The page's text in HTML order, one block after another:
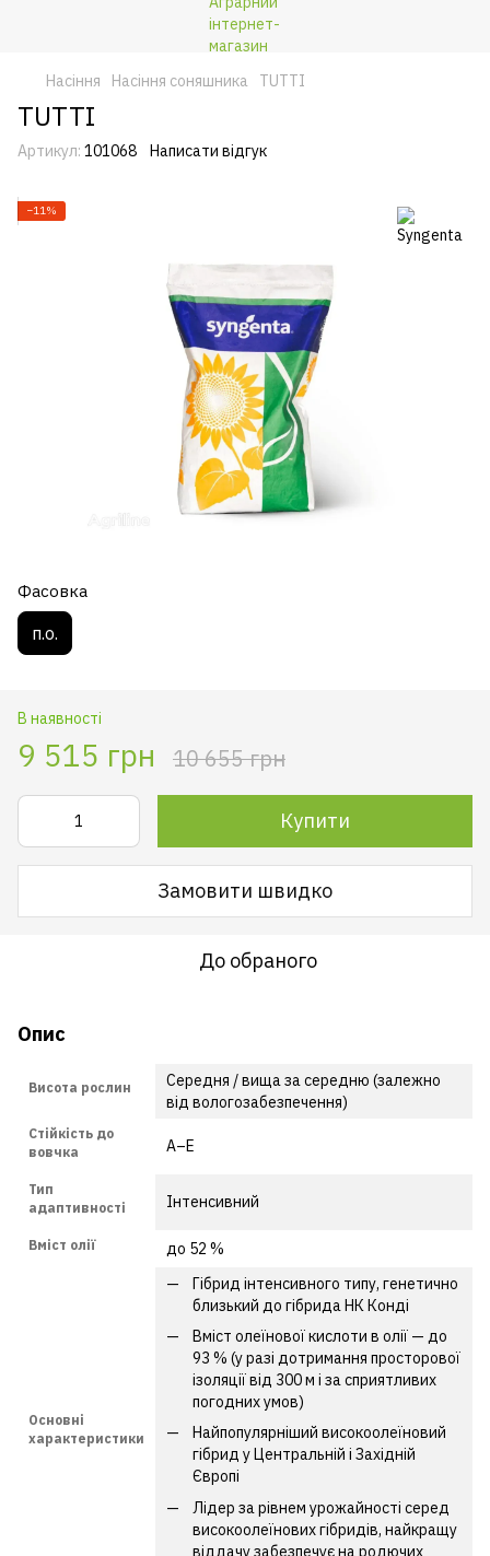
Насіння Насіння соняшника TUTTI
TUTTI
Артикул: 101068 Написати відгук
−11%
Фасовка
п.о.
В наявності
9 515 грн 10 655 грн
Купити
Замовити швидко
До обраного
Опис
Висота рослин
Середня / вища за середню (залежно
від вологозабезпечення)
Стійкість до
вовчка
А–Е
Тип
адаптивності
Інтенсивний
Вміст олії до 52 %
Основні
характеристики
Гібрид інтенсивного типу, генетично
близький до гібрида НК Конді
Вміст олеїнової кислоти в олії — до
93 % (у разі дотримання просторової
ізоляції від 300 м і за сприятливих
погодних умов)
Найпопулярніший високоолеїновий
гібрид у Центральній і Західній
Європі
Лідер за рівнем урожайності серед
високоолеїнових гібридів, найкращу
віддачу забезпечує на родючих